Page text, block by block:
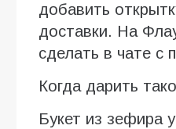
добавить
доставки. На
сделать в чате с
Когда дарить
Букет из зефира